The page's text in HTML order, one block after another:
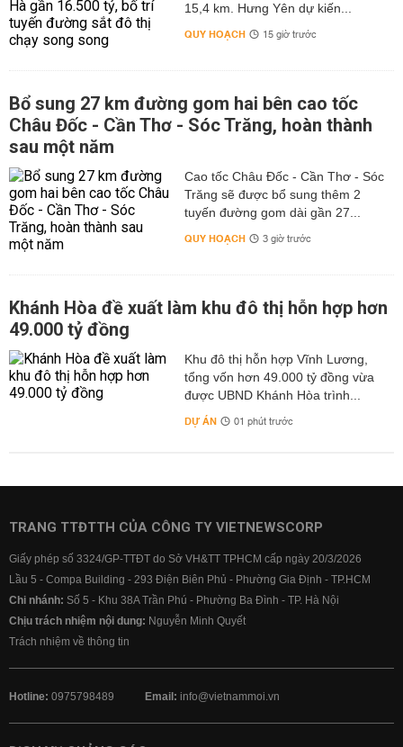
15,4 km. Hưng Yên dự kiến...
QUY HOẠCH 15 giờ trước
Bổ sung 27 km đường gom hai bên cao tốc
Châu Đốc - Cần Thơ - Sóc Trăng, hoàn thành
sau một năm
Cao tốc Châu Đốc - Cần Thơ - Sóc
Trăng sẽ được bổ sung thêm 2
tuyến đường gom dài gần 27...
QUY HOẠCH 3 giờ trước
Khánh Hòa đề xuất làm khu đô thị hỗn hợp hơn
49.000 tỷ đồng
Khu đô thị hỗn hợp Vĩnh Lương,
tổng vốn hơn 49.000 tỷ đồng vừa
được UBND Khánh Hòa trình...
DỰ ÁN 01 phút trước
TRANG TTĐTTH CỦA CÔNG TY VIETNEWSCORP
Giấy phép số 3324/GP-TTĐT do Sở VH&TT TPHCM cấp ngày 20/3/2026
Lầu 5 - Compa Building - 293 Điện Biên Phủ - Phường Gia Định - TP.HCM
Chi nhánh: Số 5 - Khu 38A Trần Phú - Phường Ba Đình - TP. Hà Nội
Chịu trách nhiệm nội dung: Nguyễn Minh Quyết
Trách nhiệm về thông tin
Hotline: 0975798489 Email: info@vietnammoi.vn